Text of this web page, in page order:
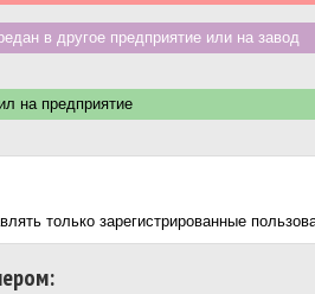
в другое предприятие или на завод
на предприятие
только зарегистрированные